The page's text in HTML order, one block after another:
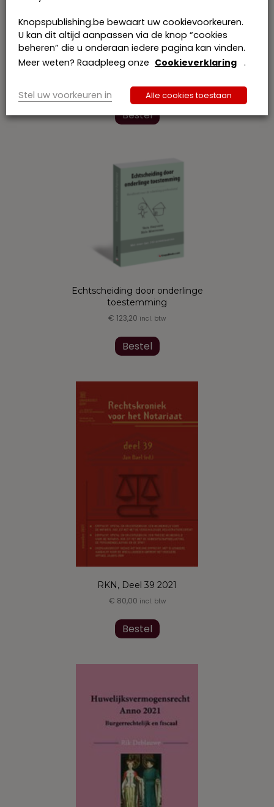
RKN, Deel 40 2022
88,00 incl. btw
Bestel
Dit
product
heeft
Deze
optie
gekozen
worden
op
de
productpagina
Echtscheiding door onderlinge
toestemming
€ 123,20 incl. btw
Bestel
RKN, Deel 39 2021
€ 80,00 incl. btw
Bestel product
variaties.
kan
gekozen
worden
de
Knopspublishing.be bewaart uw cookievoorkeuren.
U kan dit altijd aanpassen via de knop “cookies
beheren” die u onderaan iedere pagina kan vinden.
Meer weten? Raadpleeg onze Cookieverklaring .
Stel uw voorkeuren in Alle cookies toestaan